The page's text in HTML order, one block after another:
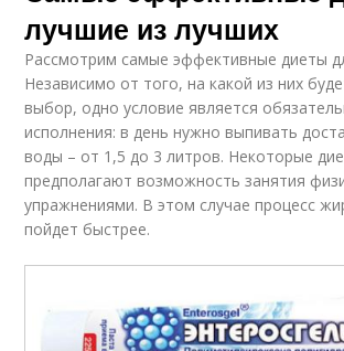
лучшие из лучших
Рассмотрим самые эффективные диеты
Независимо от того, на какой из них
выбор, одно условие является
исполнения: в день нужно выпивать
воды – от 1,5 до 3 литров. Некоторые
предполагают возможность занятия
упражнениями. В этом случае процесс
пойдет быстрее.